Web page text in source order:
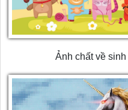
Ảnh chất về